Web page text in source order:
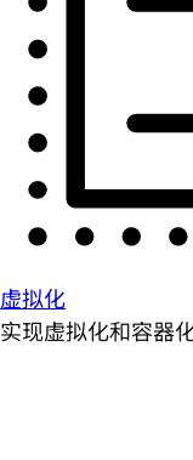
虚拟化
实现虚拟化和容器